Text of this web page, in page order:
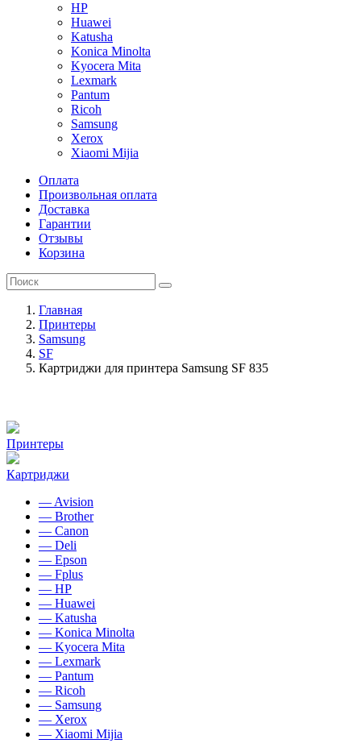
HP
Huawei
Katusha
Konica Minolta
Kyocera Mita
Lexmark
Pantum
Ricoh
Samsung
Xerox
Xiaomi Mijia
Оплата
Произвольная оплата
Доставка
Гарантии
Отзывы
Корзина
Главная
Принтеры
Samsung
SF
Картриджи для принтера Samsung SF 835
Принтеры
Картриджи
— Avision
— Brother
— Canon
— Deli
— Epson
— Fplus
— HP
— Huawei
— Katusha
— Konica Minolta
— Kyocera Mita
— Lexmark
— Pantum
— Ricoh
— Samsung
— Xerox
— Xiaomi Mijia